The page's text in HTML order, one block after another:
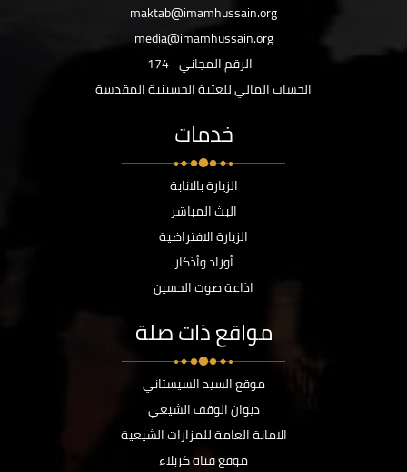
maktab@imamhussain.org
media@imamhussain.org
الرقم المجاني 174
الحساب المالي للعتبة الحسينية المقدسة
خدمات
الزيارة بالانابة
البث المباشر
الزيارة الافتراضية
أوراد وأذكار
اذاعة صوت الحسين
مواقع ذات صلة
موقع السيد السيستاني
ديوان الوقف الشيعي
الامانة العامة للمزارات الشيعية
موقع قناة كربلاء